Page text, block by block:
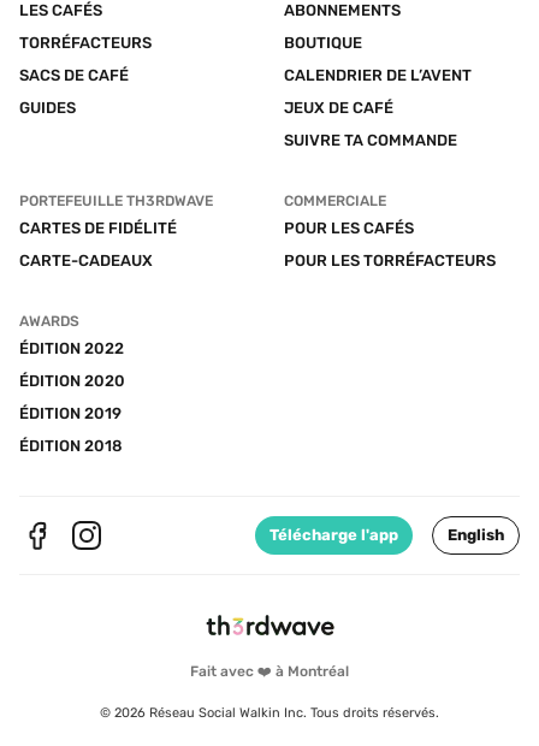
Fait avec ❤️ à Montréal
© 2026 Réseau Social Walkin Inc. Tous droits réservés.
LES CAFÉS
TORRÉFACTEURS
SACS DE CAFÉ
GUIDES
ABONNEMENTS
BOUTIQUE
CALENDRIER DE L’AVENT
JEUX DE CAFÉ
SUIVRE TA COMMANDE
PORTEFEUILLE TH3RDWAVE
CARTES DE FIDÉLITÉ
CARTE-CADEAUX
COMMERCIALE
POUR LES CAFÉS
POUR LES TORRÉFACTEURS
AWARDS
ÉDITION 2022
ÉDITION 2020
ÉDITION 2019
ÉDITION 2018
Télécharge l'app English